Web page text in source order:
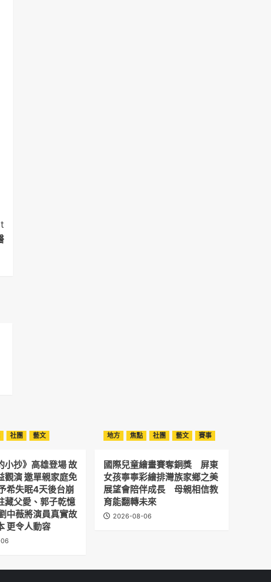
社團 藝文
小抄》高雄登場 故
觀演 邀單親家庭免
希失眠4天後台崩
藏父愛、郭子乾憶
中薇將演員真實故
更令人動容
地方 焦點 社團 藝文 賽事
國際兒童繪畫賽奪銅獎 屏東
女孩寧寧彩繪排灣族家鄉之美
展望會陪伴成長 母親相信教
育能翻轉未來
2026-08-06